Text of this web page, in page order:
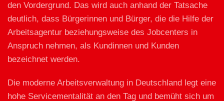
den Vordergrund. Das wird auch anhand der Tatsache
deutlich, dass Bürgerinnen und Bürger, die die Hilfe der
Arbeitsagentur beziehungsweise des Jobcenters in
Anspruch nehmen, als Kundinnen und Kunden
bezeichnet werden.
Die moderne Arbeitsverwaltung in Deutschland legt eine
hohe Servicementalität an den Tag und bemüht sich um